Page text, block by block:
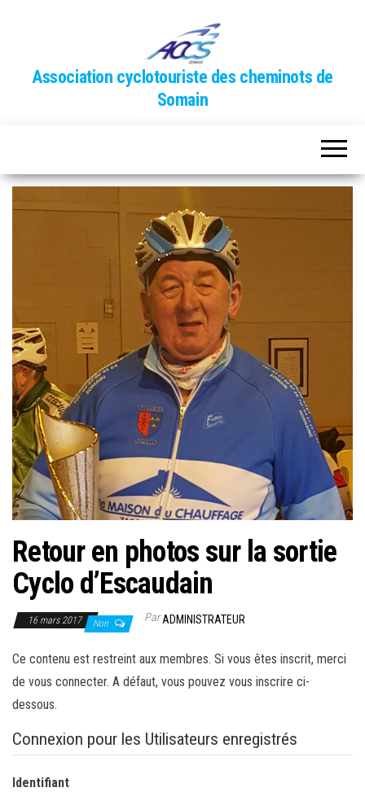
Association cyclotouriste des cheminots de
Somain
Retour en photos sur la sortie
Cyclo d’Escaudain
16 mars 2017 Non ParADMINISTRATEUR
Ce contenu est restreint aux membres. Si vous êtes inscrit, merci
de vous connecter. A défaut, vous pouvez vous inscrire ci-
dessous.
Connexion pour les Utilisateurs enregistrés
Identifiant